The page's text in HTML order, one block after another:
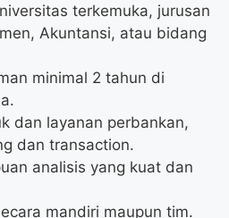
terkemuka, jurusan
Akuntansi, atau bidang
minimal 2 tahun di
dan layanan perbankan,
dan transaction.
analisis yang kuat dan
mandiri maupun tim.